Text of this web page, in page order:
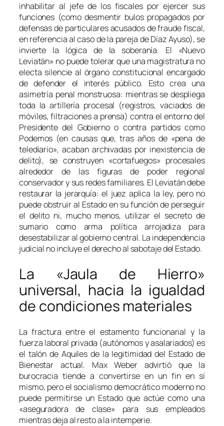
inhabilitar al jefe de los fiscales por ejercer sus
funciones (como desmentir bulos propagados por
defensas de particulares acusados de fraude fiscal,
en referencia al caso de la pareja de Díaz Ayuso), se
invierte la lógica de la soberanía. El «Nuevo
Leviatán» no puede tolerar que una magistratura no
electa silencie al órgano constitucional encargado
de defender el interés público. Esto crea una
asimetría penal monstruosa: mientras se despliega
toda la artillería procesal (registros, vaciados de
móviles, filtraciones a prensa) contra el entorno del
Presidente del Gobierno o contra partidos como
Podemos (en causas que, tras años de «pena de
telediario», acaban archivadas por inexistencia de
delito), se construyen «cortafuegos» procesales
alrededor de las figuras de poder regional
conservador y sus redes familiares. El Leviatán debe
restaurar la jerarquía: el juez aplica la ley, pero no
puede obstruir al Estado en su función de perseguir
el delito ni, mucho menos, utilizar el secreto de
sumario como arma política arrojadiza para
desestabilizar al gobierno central. La independencia
judicial no incluye el derecho al sabotaje del Estado.
La «Jaula de Hierro»
universal, hacia la igualdad
de condiciones materiales
La fractura entre el estamento funcionarial y la
fuerza laboral privada (autónomos y asalariados) es
el talón de Aquiles de la legitimidad del Estado de
Bienestar actual. Max Weber advirtió que la
burocracia tiende a convertirse en un fin en sí
mismo, pero el socialismo democrático moderno no
puede permitirse un Estado que actúe como una
«aseguradora de clase» para sus empleados
mientras deja al resto a la intemperie.